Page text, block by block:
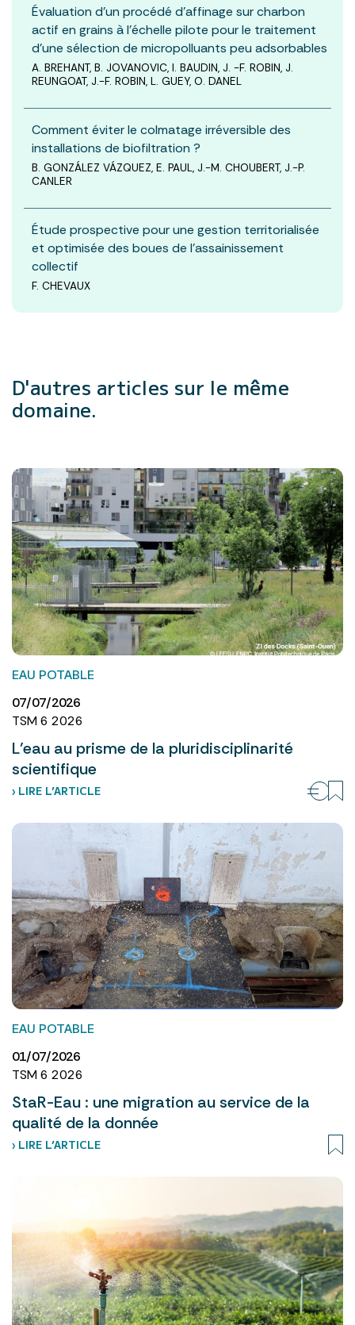
Évaluation d’un procédé d’affinage sur charbon
actif en grains à l’échelle pilote pour le traitement
d’une sélection de micropolluants peu adsorbables
A. BREHANT, B. JOVANOVIC, I. BAUDIN, J. -F. ROBIN, J.
REUNGOAT, J.-F. ROBIN, L. GUEY, O. DANEL
Comment éviter le colmatage irréversible des
installations de biofiltration ?
B. GONZÁLEZ VÁZQUEZ, E. PAUL, J.-M. CHOUBERT, J.-P.
CANLER
Étude prospective pour une gestion territorialisée
et optimisée des boues de l’assainissement
collectif
F. CHEVAUX
D'autres articles sur le même
domaine.
EAU POTABLE
07/07/2026
TSM 6 2026
L’eau au prisme de la pluridisciplinarité
scientifique
› LIRE L’ARTICLE
EAU POTABLE
01/07/2026
TSM 6 2026
StaR-Eau : une migration au service de la
qualité de la donnée
› LIRE L’ARTICLE